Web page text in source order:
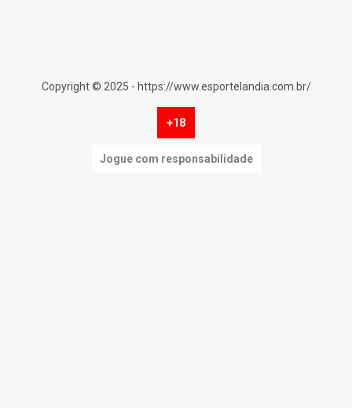
Copyright © 2025 - https://www.esportelandia.com.br/
+18
Jogue com responsabilidade